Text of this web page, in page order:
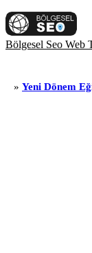
Bölgesel Seo Web
Dönem